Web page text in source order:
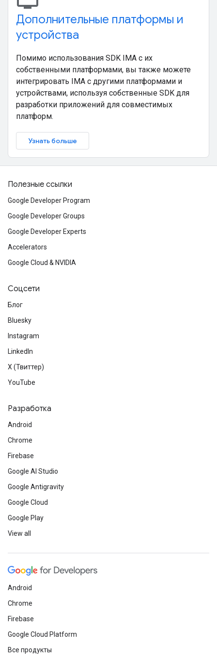
Дополнительные платформы и
устройства
Помимо использования SDK IMA с их
собственными платформами, вы также можете
интегрировать IMA с другими платформами и
устройствами, используя собственные SDK для
разработки приложений для совместимых
платформ.
Узнать больше
Полезные ссылки
Google Developer Program
Google Developer Groups
Google Developer Experts
Accelerators
Google Cloud & NVIDIA
Соцсети
Блог
Bluesky
Instagram
LinkedIn
X (Твиттер)
YouTube
Разработка
Android
Chrome
Firebase
Google AI Studio
Google Antigravity
Google Cloud
Google Play
View all
Android
Chrome
Firebase
Google Cloud Platform
Все продукты